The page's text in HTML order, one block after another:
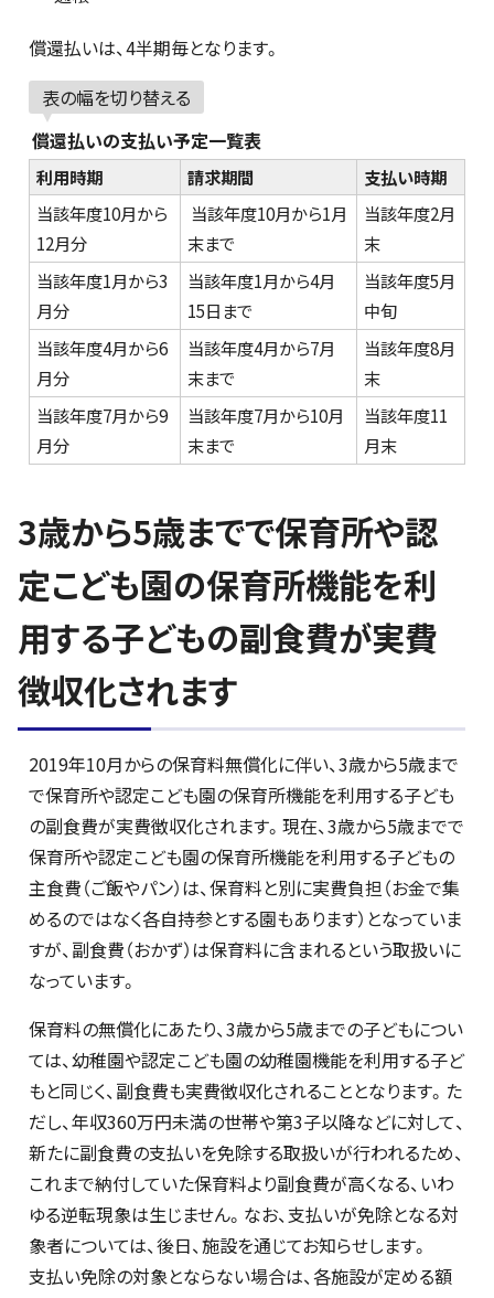
償還払いは、4半期毎となります。
表の幅を切り替える
償還払いの支払い予定一覧表
利用時期 請求期間
支払い時期
当該年度10月から
12月分
当該年度10月から1月
末まで
当該年度2月
末
当該年度1月から3
月分
当該年度1月から4月
15日まで
当該年度5月
中旬
当該年度4月から6
月分
当該年度4月から7月
末まで
当該年度8月
末
当該年度7月から9
月分
当該年度7月から10月
末まで
当該年度11
月末
3歳から5歳までで保育所や認
定こども園の保育所機能を利
用する子どもの副食費が実費
徴収化されます
2019年10月からの保育料無償化に伴い、3歳から5歳まで
で保育所や認定こども園の保育所機能を利用する子ども
の副食費が実費徴収化されます。現在、3歳から5歳までで
保育所や認定こども園の保育所機能を利用する子どもの
主食費（ご飯やパン）は、保育料と別に実費負担（お金で集
めるのではなく各自持参とする園もあります）となっていま
すが、副食費（おかず）は保育料に含まれるという取扱いに
なっています。
保育料の無償化にあたり、3歳から5歳までの子どもについ
ては、幼稚園や認定こども園の幼稚園機能を利用する子ど
もと同じく、副食費も実費徴収化されることとなります。た
だし、年収360万円未満の世帯や第3子以降などに対して、
新たに副食費の支払いを免除する取扱いが行われるため、
これまで納付していた保育料より副食費が高くなる、いわ
ゆる逆転現象は生じません。なお、支払いが免除となる対
象者については、後日、施設を通じてお知らせします。
支払い免除の対象とならない場合は、各施設が定める額